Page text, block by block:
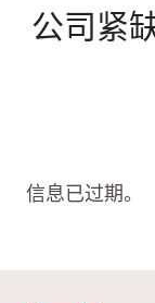
公司紧
信息已过期。